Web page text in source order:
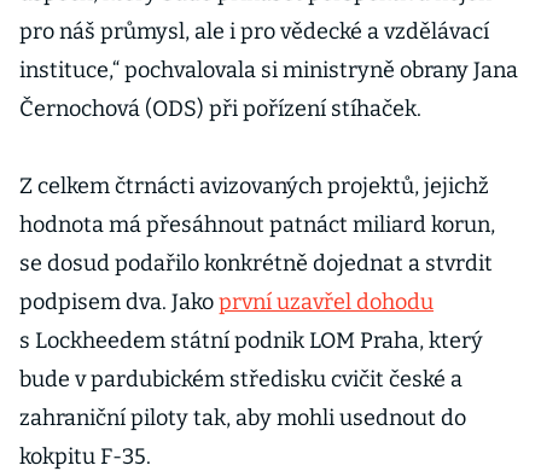
pro náš průmysl, ale i pro vědecké a vzdělávací
instituce,“ pochvalovala si ministryně obrany Jana
Černochová (ODS) při pořízení stíhaček.
Z celkem čtrnácti avizovaných projektů, jejichž
hodnota má přesáhnout patnáct miliard korun,
se dosud podařilo konkrétně dojednat a stvrdit
podpisem dva. Jakoprvní uzavřel dohodu
s Lockheedem státní podnik LOM Praha, který
bude v pardubickém středisku cvičit české a
zahraniční piloty tak, aby mohli usednout do
kokpitu F-35.